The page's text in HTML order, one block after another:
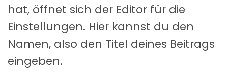
hat, öffnet sich der Editor für die
Einstellungen. Hier kannst du den
Namen, also den Titel deines Beitrags
eingeben.